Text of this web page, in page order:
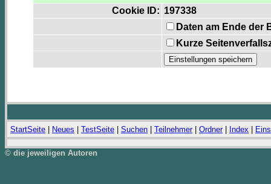
Cookie ID: 197338
Daten am Ende der
Kurze
StartSeite Neues TestSeite Suchen Teilnehmer| Ordner| Index
© die jeweiligen Autoren